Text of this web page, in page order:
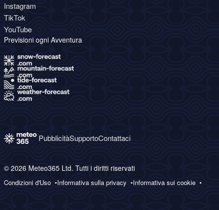
Instagram
TikTok
YouTube
Previsioni ogni Avventura
PubblicitàSupportoContattaci
© 2026 Meteo365 Ltd. Tutti i diritti riservati
Condizioni d'Uso Informativa sulla privacy Informativa sui cookie